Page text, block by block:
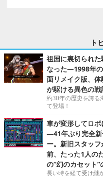
ト
祖国に裏切られ
なった―1998年の
面リメイク版、
が駆ける異色の
約30年の歴史を誇る
て登場！
車が変形してロ
―41年ぶり完全新
ー。新旧スタッ
前、たった1人の
の“幻のカセット”
長い時を経て受け継